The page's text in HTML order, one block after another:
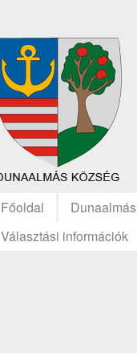
Főoldal Dunaalmás
Választási információk